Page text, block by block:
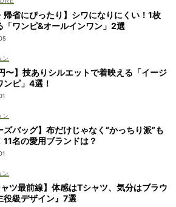
帰省にぴったり】シワになりにくい！1枚
「ワンピ&オールインワン」2選
ン
〜】技ありシルエットで着映える「イージ
ンピ」4選！
ン
ズバッグ】布だけじゃなく“かっちり派”も
11名の愛用ブランドは？
ン
ャツ最前線】体感はTシャツ、気分はブラウ
役級デザイン』7選